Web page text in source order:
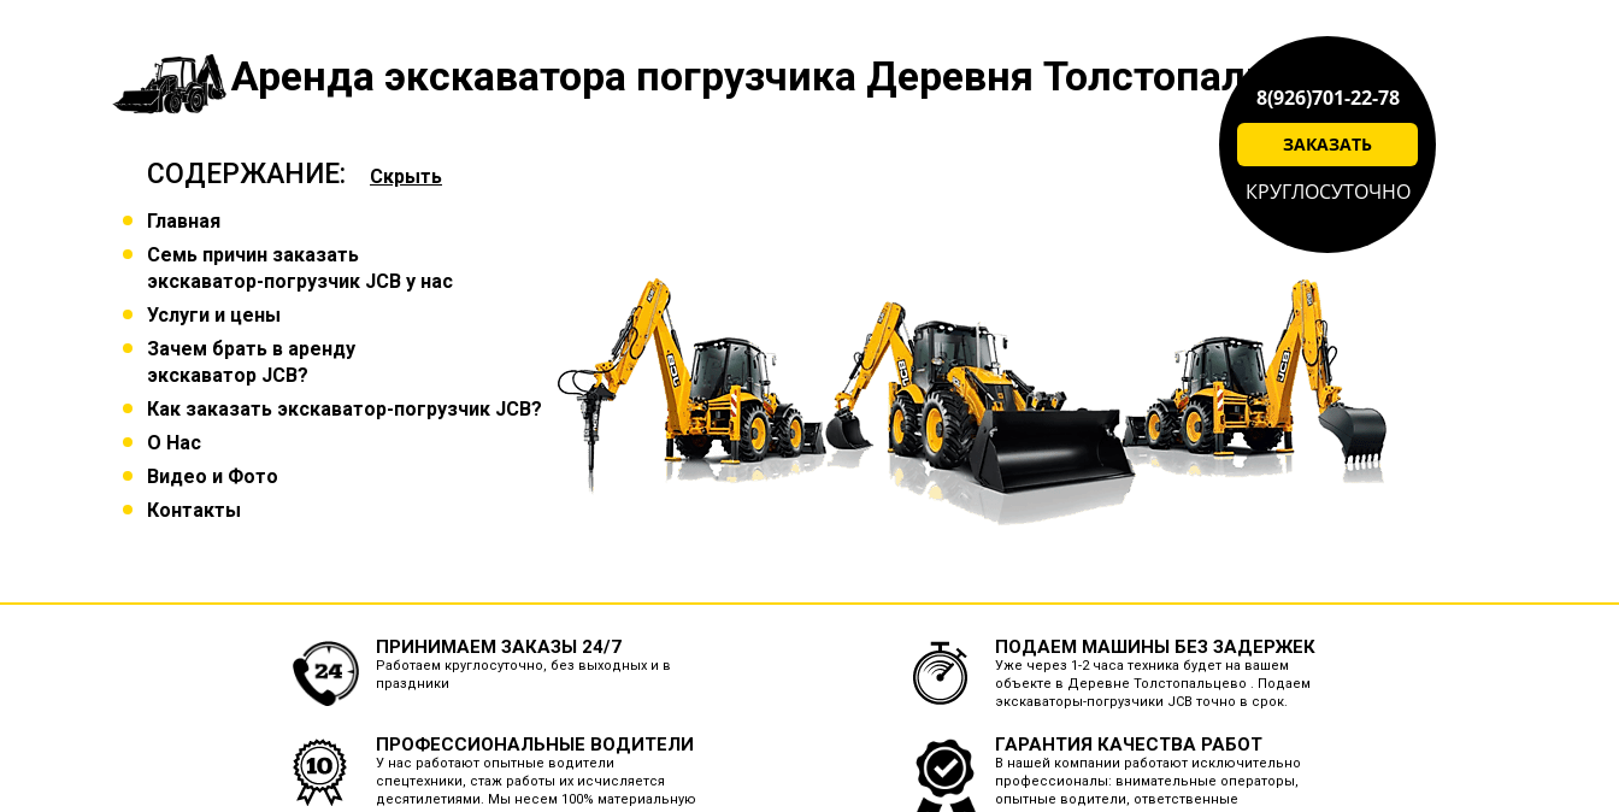
Аренда экскаватора погрузчика Деревня Толстопальцево
8(926)701-22-78
ЗАКАЗАТЬ
КРУГЛОСУТОЧНО
СОДЕРЖАНИЕ:
Скрыть
Главная
Семь причин заказать
экскаватор-погрузчик JCB у нас
Услуги и цены
Зачем брать в аренду
экскаватор JCB?
Как заказать экскаватор-погрузчик JCB?
О Нас
Видео и Фото
Контакты
ПРИНИМАЕМ ЗАКАЗЫ 24/7
Работаем круглосуточно, без выходных и в
праздники
ПОДАЕМ МАШИНЫ БЕЗ ЗАДЕРЖЕК
Уже через 1-2 часа техника будет на вашем
объекте в Деревне Толстопальцево . Подаем
экскаваторы-погрузчики JCB точно в срок.
ПРОФЕССИОНАЛЬНЫЕ ВОДИТЕЛИ
У нас работают опытные водители
спецтехники, стаж работы их исчисляется
десятилетиями. Мы несем 100% материальную
ГАРАНТИЯ КАЧЕСТВА РАБОТ
В нашей компании работают исключительно
профессионалы: внимательные операторы,
опытные водители, ответственные